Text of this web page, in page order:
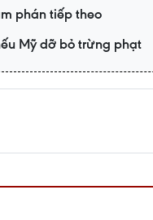
phán tiếp theo
Mỹ dỡ bỏ trừng phạt